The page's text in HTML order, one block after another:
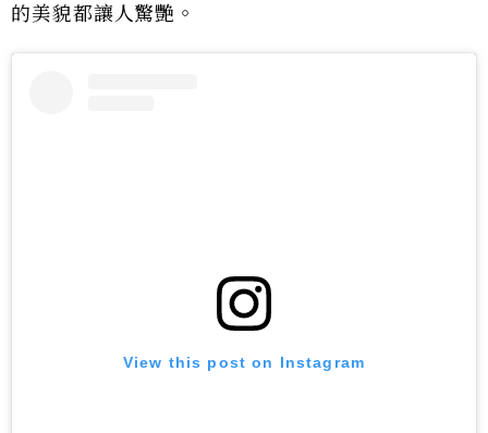
的美貌都讓人驚艷。
View this post on Instagram